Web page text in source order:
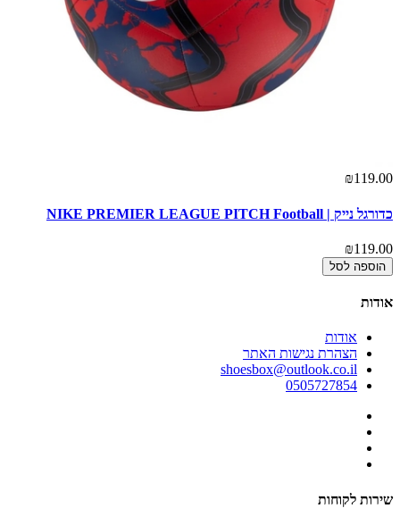
₪119.00
כדורגל נייק | NIKE PREMIER LEAGUE PITCH Football
₪119.00
הוספה לסל
אודות
אודות
הצהרת נגישות האתר
shoesbox@outlook.co.il
0505727854
שירות לקוחות